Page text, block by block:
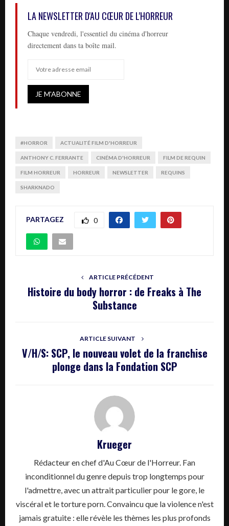
LA NEWSLETTER D'AU CŒUR DE L'HORREUR
Chaque vendredi, l'essentiel du cinéma d'horreur
directement dans ta boîte mail.
#HORROR ACTUALITÉ FILM D'HORREUR
ANTHONY C. FERRANTE CINÉMA D'HORREUR FILM DE REQUIN
FILM HORREUR HORREUR NEWSLETTER REQUINS
SHARKNADO
PARTAGEZ 0
ARTICLE PRÉCÉDENT
Histoire du body horror : de Freaks à The
Substance
ARTICLE SUIVANT
V/H/S: SCP, le nouveau volet de la franchise
plonge dans la Fondation SCP
Krueger
Rédacteur en chef d'Au Cœur de l'Horreur. Fan
inconditionnel du genre depuis trop longtemps pour
l'admettre, avec un attrait particulier pour le gore, le
viscéral et le torture porn. Convaincu que la violence n'est
jamais gratuite : elle révèle les thèmes les plus profonds